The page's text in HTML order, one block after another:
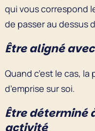
qui vous correspond
de passer au dessus
Être aligné
Quand c’est le cas,
d’emprise sur soi.
Être déterminé
activité